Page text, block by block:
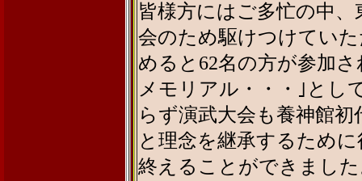
皆様方にはご多忙の中
会のため駆けつけてい
めると62名の方が参加
メモリアル・・・｣とし
らず演武大会も養神館
と理念を継承するため
終えることができまし